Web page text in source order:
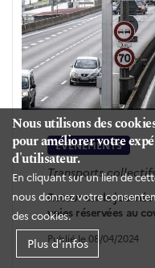
Nous utilisons des
pour améliorer votre
d'utilisateur.
En cliquant sur un lien de
nous donnez votre
des cookies.
Plus d'infos
EVÉNEMENTS
Transports
Retour sur la
voies réservées au
Publié le 08/04/2024